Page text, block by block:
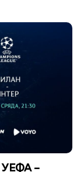
УЕФА –